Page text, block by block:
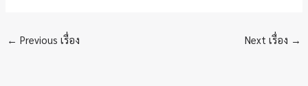
← Previous เรื่อง Next เรื่อง →